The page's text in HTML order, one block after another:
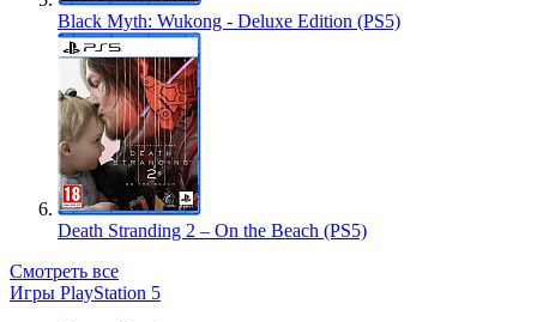
Black Myth: Wukong - Deluxe Edition (PS5)
Death Stranding 2 – On the Beach (PS5)
Смотреть все
Игры PlayStation 5